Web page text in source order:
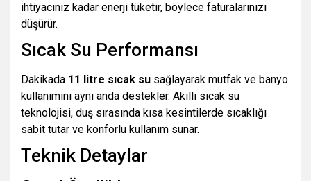
ihtiyacınız kadar enerji tüketir, böylece faturalarınızı
düşürür.
Sıcak Su Performansı
Dakikada 11 litre sıcak su sağlayarak mutfak ve banyo
kullanımını aynı anda destekler. Akıllı sıcak su
teknolojisi, duş sırasında kısa kesintilerde sıcaklığı
sabit tutar ve konforlu kullanım sunar.
Teknik Detaylar